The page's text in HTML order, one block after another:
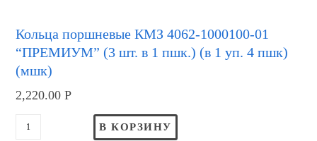
Кольца поршневые КМЗ 4062-1000100-01
“ПРЕМИУМ” (3 шт. в 1 пшк.) (в 1 уп. 4 пшк)
(мшк)
2,220.00Р
В КОРЗИНУ